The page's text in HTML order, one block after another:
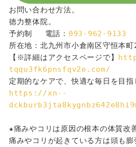
お問い合わせ方法。
徳力整体院。
予約制 　電話： 093-962-9133
所在地：北九州市小倉南区守恒本町
【※詳細はアクセスページで】
tqqu3fk6pnsfqv2e.com/
定期的なケアで、快適な毎日を目指
https://xn--
★痛みやコリは原因の根本の体質改
痛みやコリが起きている方は頭も膨